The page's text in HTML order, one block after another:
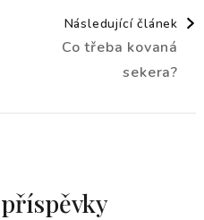
Následující článek
Co třeba kovaná
sekera?